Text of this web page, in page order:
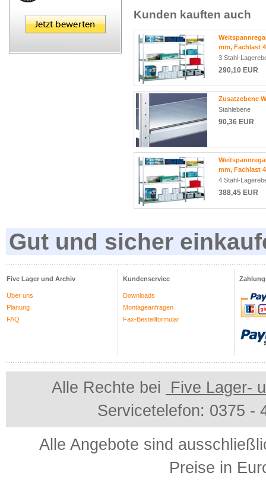
Kunden kauften auch
mm, Fachlast
3 Stahl-
290,10 EUR
Zusatzebene
Stahlebene
90,36 EUR
mm, Fachlast
4 Stahl-
388,45 EUR
Gut und sicher
Five Lager und Archiv
Über uns
Planung
FAQ
Kundenservice
Downloads
Montageanfragen
Fax-Bestellformular
Alle Rechte bei
Five Lager-
Servicetelefon: 0375 -
Alle Angebote sind
Preise in